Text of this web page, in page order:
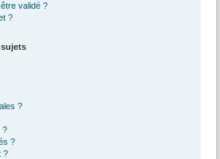
validé ?
?
?
?
?
?